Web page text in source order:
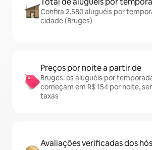
Confira 2.580 aluguéis por
cidade (Bruges)
Preços por noite a partir de
Bruges: os aluguéis por
começam em R$ 154 por noite,
taxas
Avaliações verificadas dos